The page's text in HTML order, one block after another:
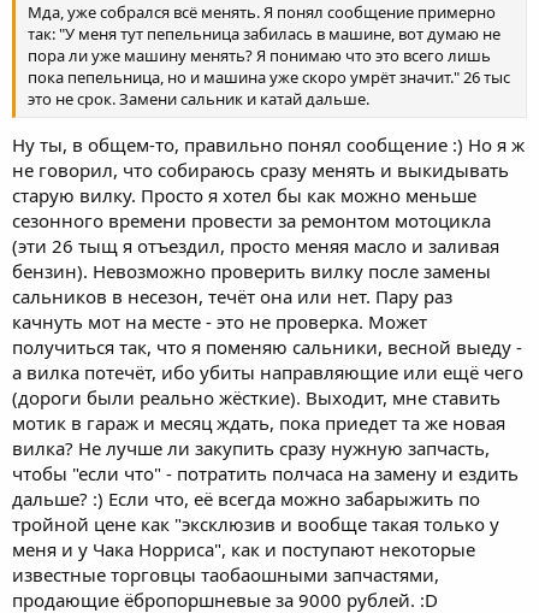
Мда, уже собрался всё менять. Я понял сообщение примерно
так: "У меня тут пепельница забилась в машине, вот думаю не
пора ли уже машину менять? Я понимаю что это всего лишь
пока пепельница, но и машина уже скоро умрёт значит." 26 тыс
это не срок. Замени сальник и катай дальше.
Ну ты, в общем-то, правильно понял сообщение :) Но я ж
не говорил, что собираюсь сразу менять и выкидывать
старую вилку. Просто я хотел бы как можно меньше
сезонного времени провести за ремонтом мотоцикла
(эти 26 тыщ я отъездил, просто меняя масло и заливая
бензин). Невозможно проверить вилку после замены
сальников в несезон, течёт она или нет. Пару раз
качнуть мот на месте - это не проверка. Может
получиться так, что я поменяю сальники, весной выеду -
а вилка потечёт, ибо убиты направляющие или ещё чего
(дороги были реально жёсткие). Выходит, мне ставить
мотик в гараж и месяц ждать, пока приедет та же новая
вилка? Не лучше ли закупить сразу нужную запчасть,
чтобы "если что" - потратить полчаса на замену и ездить
дальше? :) Если что, её всегда можно забарыжить по
тройной цене как "эксклюзив и вообще такая только у
меня и у Чака Норриса", как и поступают некоторые
известные торговцы таобаошными запчастями,
продающие ёбропоршневые за 9000 рублей. :D